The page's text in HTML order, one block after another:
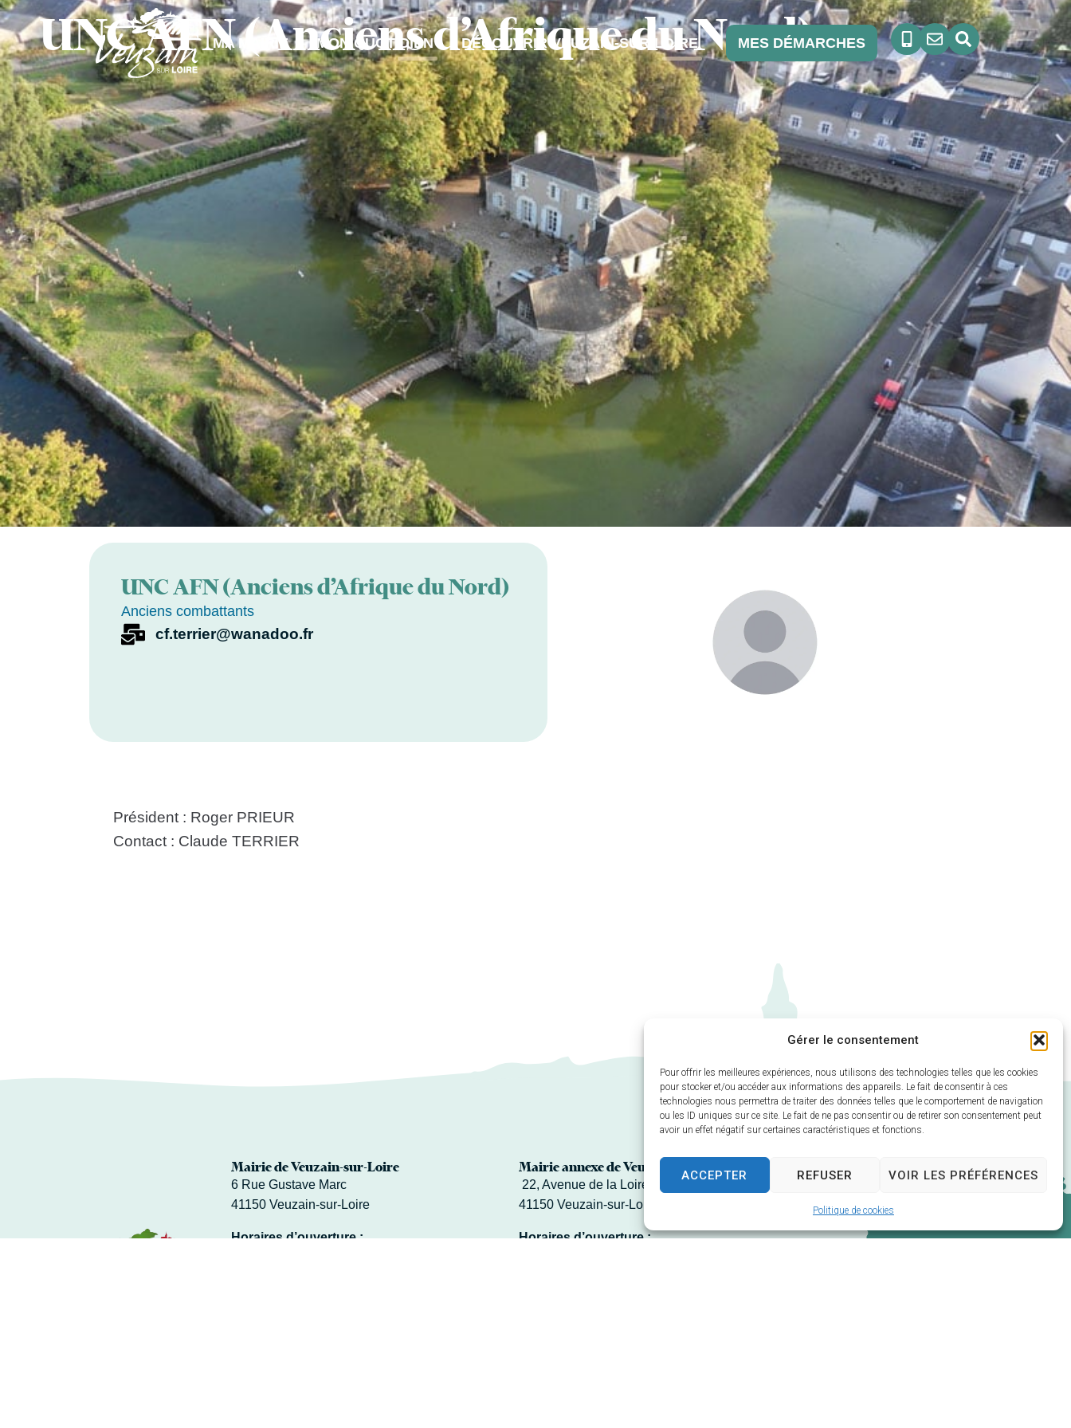
Gérer le consentement
Pour offrir les meilleures expériences, nous utilisons des technologies telles que les cookies
pour stocker et/ou accéder aux informations des appareils. Le fait de consentir à ces
technologies nous permettra de traiter des données telles que le comportement de navigation
ou les ID uniques sur ce site. Le fait de ne pas consentir ou de retirer son consentement peut
avoir un effet négatif sur certaines caractéristiques et fonctions.
ACCEPTER REFUSER VOIR LES PRÉFÉRENCES
Politique de cookies
principal
MA MAIRIE MON QUOTIDIEN DÉCOUVRIR VEUZAIN-SUR-LOIRE MES DÉMARCHES
UNC AFN (Anciens d’Afrique du Nord)
UNC AFN (Anciens d’Afrique du Nord)
Anciens combattants
cf.terrier@wanadoo.fr
Président : Roger PRIEUR
Contact : Claude TERRIER
Mairie de Veuzain-sur-Loire
6 Rue Gustave Marc
41150 Veuzain-sur-Loire
Horaires d’ouverture :
Mairie annexe de Veuves
22, Avenue de la Loire – Veuves
41150 Veuzain-sur-Loire
Horaires d’ouverture :